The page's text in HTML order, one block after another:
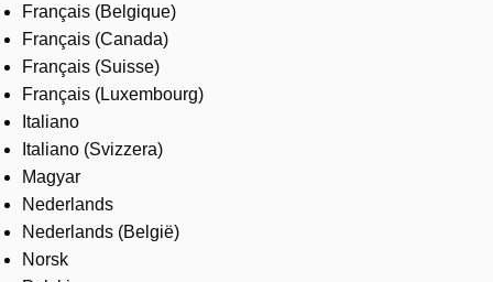
Français (Belgique)
Français (Canada)
Français (Suisse)
Français (Luxembourg)
Italiano
Italiano (Svizzera)
Magyar
Nederlands
Nederlands (België)
Norsk